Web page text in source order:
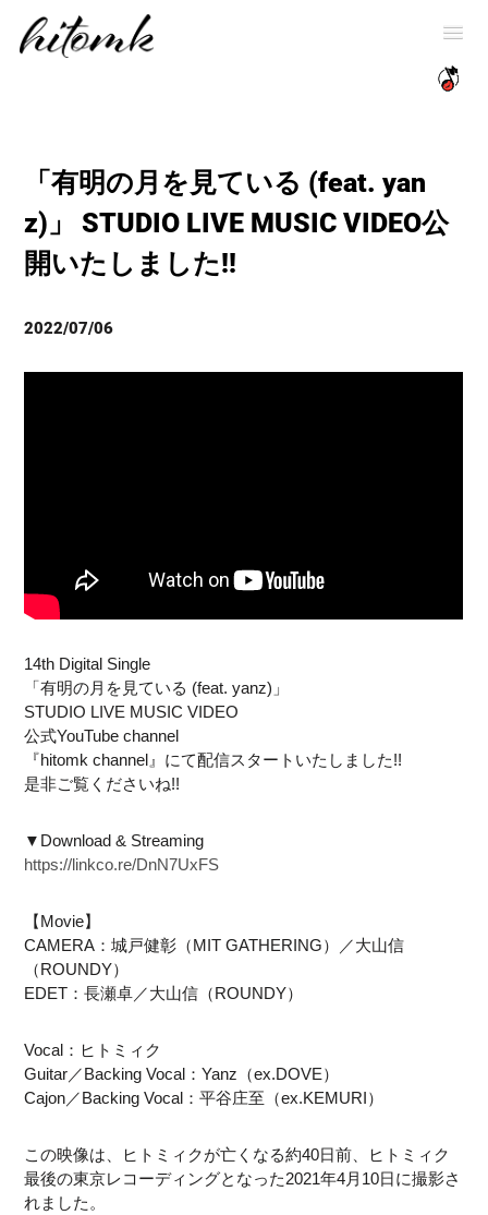
「有明の月を見ている (feat. yan
z)」 STUDIO LIVE MUSIC VIDEO公
開いたしました!!
2022/07/06
14th Digital Single
「有明の月を見ている (feat. yanz)」
STUDIO LIVE MUSIC VIDEO
公式YouTube channel
『hitomk channel』にて配信スタートいたしました!!
是非ご覧くださいね!!
▼Download & Streaming
https://linkco.re/DnN7UxFS
【Movie】
CAMERA：城戸健彰（MIT GATHERING）／大山信
（ROUNDY）
EDET：長瀬卓／大山信（ROUNDY）
Vocal：ヒトミィク
Guitar／Backing Vocal：Yanz（ex.DOVE）
Cajon／Backing Vocal：平谷庄至（ex.KEMURI）
この映像は、ヒトミィクが亡くなる約40日前、ヒトミィク
最後の東京レコーディングとなった2021年4月10日に撮影さ
れました。